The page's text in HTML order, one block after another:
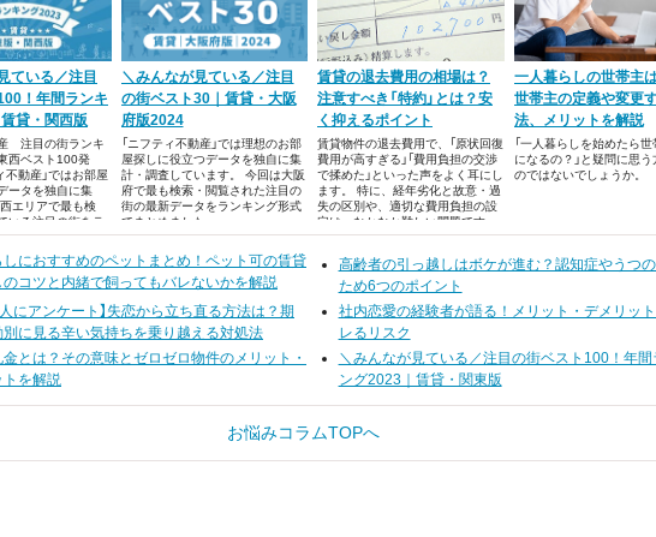
ている／注目
！年間ランキ
貸・関西版
注目の街ランキ
西ベスト100発
不動産」ではお部屋
ータを独自に集
エリアで最も検
いる注目の街をラ
まとめました。
＼みんなが見ている／注目
の街ベスト30｜賃貸・大阪
府版2024
「ニフティ不動産」では理想のお部
屋探しに役立つデータを独自に集
計・調査しています。 今回は大阪
府で最も検索・閲覧された注目の
街の最新データをランキング形式
でまとめました。
賃貸の退去費用の相場は？
注意すべき「特約」とは？安
く抑えるポイント
賃貸物件の退去費用で、「原状回復
費用が高すぎる」「費用負担の交渉
で揉めた」といった声をよく耳にし
ます。 特に、経年劣化と故意・過
失の区別や、適切な費用負担の設
定は、なかなか難しい問題です。
一人暮らしの世帯主
世帯主の定義や変更
法、メリットを解説
「一人暮らしを始めたら
になるの？」と疑問に思
のではないでしょうか。
しにおすすめのペットまとめ！ペット可の賃貸
のコツと内緒で飼ってもバレないかを解説
高齢者の引っ越しはボケが進む？認知症やうつ
ため6つのポイント
人にアンケート】失恋から立ち直る方法は？期
別に見る辛い気持ちを乗り越える対処法
社内恋愛の経験者が語る！メリット・デメリッ
レるリスク
とは？その意味とゼロゼロ物件のメリット・
トを解説
＼みんなが見ている／注目の街ベスト100！年間
ング2023｜賃貸・関東版
お悩みコラムTOPへ